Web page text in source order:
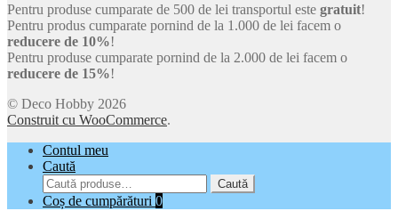
Pentru produse cumparate de 500 de lei transportul este gratuit!
Pentru produs cumparate pornind de la 1.000 de lei facem o
reducere de 10%!
Pentru produse cumparate pornind de la 2.000 de lei facem o
reducere de 15%!
© Deco Hobby 2026
Construit cu WooCommerce.
Contul meu
Caută
Caută
după:
Caută
Coș de cumpărături 0